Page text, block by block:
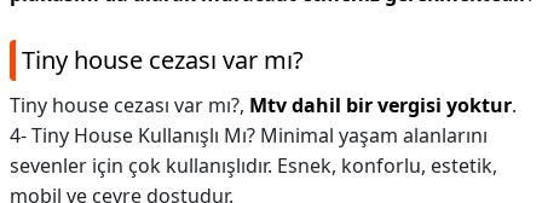
Tiny house cezası var mı?
Tiny house cezası var mı?, Mtv dahil bir vergisi yoktur.
4- Tiny House Kullanışlı Mı? Minimal yaşam alanlarını
sevenler için çok kullanışlıdır. Esnek, konforlu, estetik,
mobil ve çevre dostudur.